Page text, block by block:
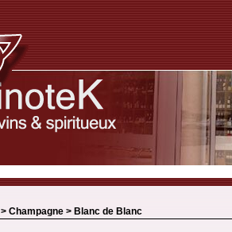
Champagne > Blanc de Blanc